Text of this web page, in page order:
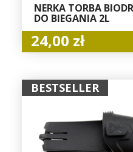
NERKA TORBA
DO BIEGANIA 2L
24,00 zł
BESTSELLER